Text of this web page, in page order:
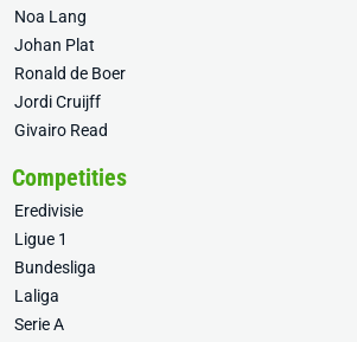
Noa Lang
Johan Plat
Ronald de Boer
Jordi Cruijff
Givairo Read
Competities
Eredivisie
Ligue 1
Bundesliga
Laliga
Serie A